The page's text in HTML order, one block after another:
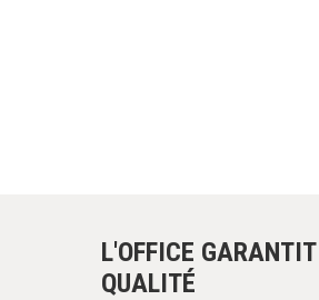
L'OFFICE
QUALITÉ